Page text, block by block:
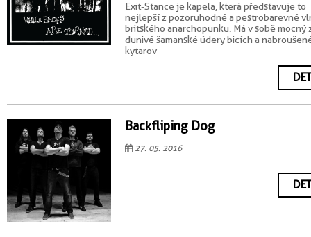
Exit-Stance je kapela, která představuje to
nejlepší z pozoruhodné a pestrobarevné
britského anarchopunku. Má v sobě mocný
dunivé šamanské údery bicích a
kytarov
Backfliping Dog
27. 05. 2016